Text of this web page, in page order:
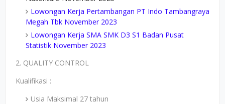
Lowongan Kerja Pertambangan PT Indo Tambangraya
Megah Tbk November 2023
Lowongan Kerja SMA SMK D3 S1 Badan Pusat
Statistik November 2023
2. QUALITY CONTROL
Kualifikasi :
Usia Maksimal 27 tahun